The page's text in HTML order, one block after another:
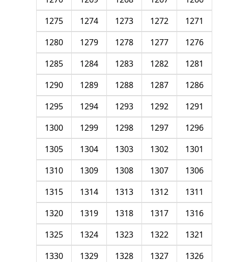
1271
1272
1273
1274
1275
1276
1277
1278
1279
1280
1281
1282
1283
1284
1285
1286
1287
1288
1289
1290
1291
1292
1293
1294
1295
1296
1297
1298
1299
1300
1301
1302
1303
1304
1305
1306
1307
1308
1309
1310
1311
1312
1313
1314
1315
1316
1317
1318
1319
1320
1321
1322
1323
1324
1325
1326
1327
1328
1329
1330